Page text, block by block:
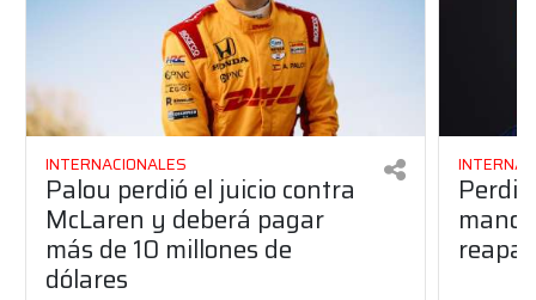
INTERNACIONALES
Palou perdió el juicio contra
McLaren y deberá pagar
más de 10 millones de
dólares